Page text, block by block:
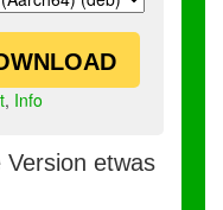
, Info
Version etwas